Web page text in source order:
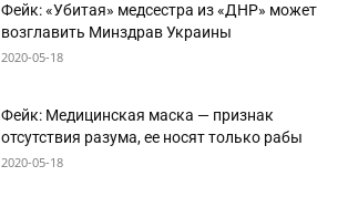
Фейк: «Убитая» медсестра из «ДНР» может
возглавить Минздрав Украины
2020-05-18
Фейк: Медицинская маска — признак
отсутствия разума, ее носят только рабы
2020-05-18